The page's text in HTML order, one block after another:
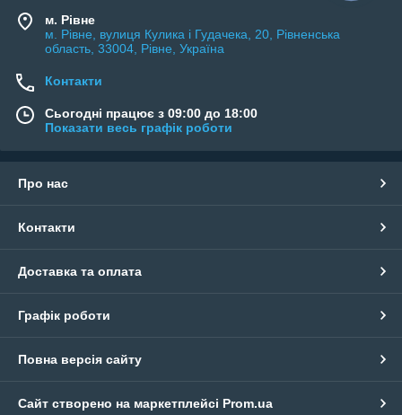
м. Рівне
м. Рівне, вулиця Кулика і Гудачека, 20, Рівненська
область, 33004, Рівне, Україна
Контакти
Сьогодні працює з 09:00 до 18:00
Показати весь графік роботи
Про нас
Контакти
Доставка та оплата
Графік роботи
Повна версія сайту
Сайт створено на маркетплейсі Prom.ua